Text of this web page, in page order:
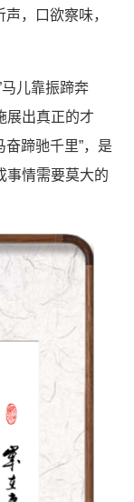
声，口欲察味，
马儿靠振蹄奔
展出真正的才
奋蹄驰千里”，是
事情需要莫大的